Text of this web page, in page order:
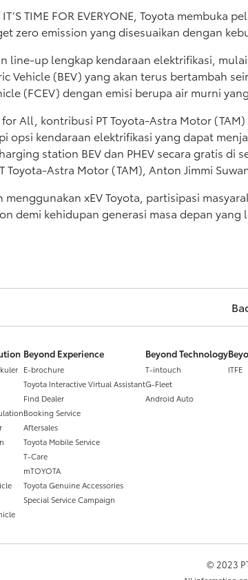
TIME FOR EVERYONE, Toyota
zero emission yang disesuaikan dengan
line-up lengkap kendaraan elektrifikasi,
Vehicle (BEV) yang akan terus bertambah
(FCEV) dengan emisi berupa air murni
All, kontribusi PT Toyota-Astra Motor
opsi kendaraan elektrifikasi yang dapat
station BEV dan PHEV secara gratis
Toyota-Astra Motor (TAM), Anton Jimmi
menggunakan xEV Toyota, partisipasi
demi kehidupan generasi masa depan yang
Beyond Experience
E-brochure
Toyota Interactive Virtual Assistant
Find Dealer
Booking Service
Aftersales
Toyota Mobile Service
T-Care
mTOYOTA
Toyota Genuine Accessories
Special Service Campaign
Beyond Technology
T-intouch
G-Fleet
Android Auto
ITFE
© 2023